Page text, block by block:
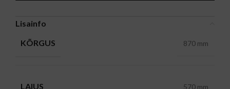
Lisainfo
KÕRGUS
870 mm
LAIUS 570 mm